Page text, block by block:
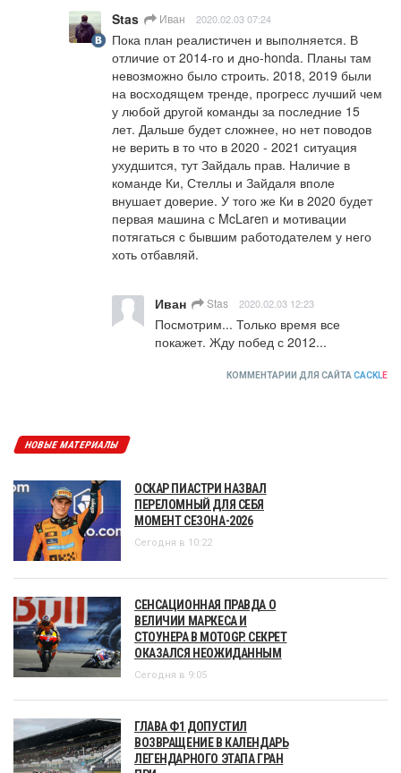
Stas Иван 2020.02.03 07:24
Пока план реалистичен и выполняется. В
отличие от 2014-го и дно-honda. Планы там
невозможно было строить. 2018, 2019 были
на восходящем тренде, прогресс лучший чем
у любой другой команды за последние 15
лет. Дальше будет сложнее, но нет поводов
не верить в то что в 2020 - 2021 ситуация
ухудшится, тут Зайдаль прав. Наличие в
команде Ки, Стеллы и Зайдаля вполе
внушает доверие. У того же Ки в 2020 будет
первая машина с McLaren и мотивации
потягаться с бывшим работодателем у него
хоть отбавляй.
Иван Stas 2020.02.03 12:23
Посмотрим... Только время все
покажет. Жду побед с 2012...
КОММЕНТАРИИ ДЛЯ САЙТА CACKLE
НОВЫЕ МАТЕРИАЛЫ
ОСКАР ПИАСТРИ НАЗВАЛ
ПЕРЕЛОМНЫЙ ДЛЯ СЕБЯ
МОМЕНТ СЕЗОНА-2026
Сегодня в 10:22
СЕНСАЦИОННАЯ ПРАВДА О
ВЕЛИЧИИ МАРКЕСА И
СТОУНЕРА В MOTOGP. СЕКРЕТ
ОКАЗАЛСЯ НЕОЖИДАННЫМ
Сегодня в 9:05
ГЛАВА Ф1 ДОПУСТИЛ
ВОЗВРАЩЕНИЕ В КАЛЕНДАРЬ
ЛЕГЕНДАРНОГО ЭТАПА ГРАН